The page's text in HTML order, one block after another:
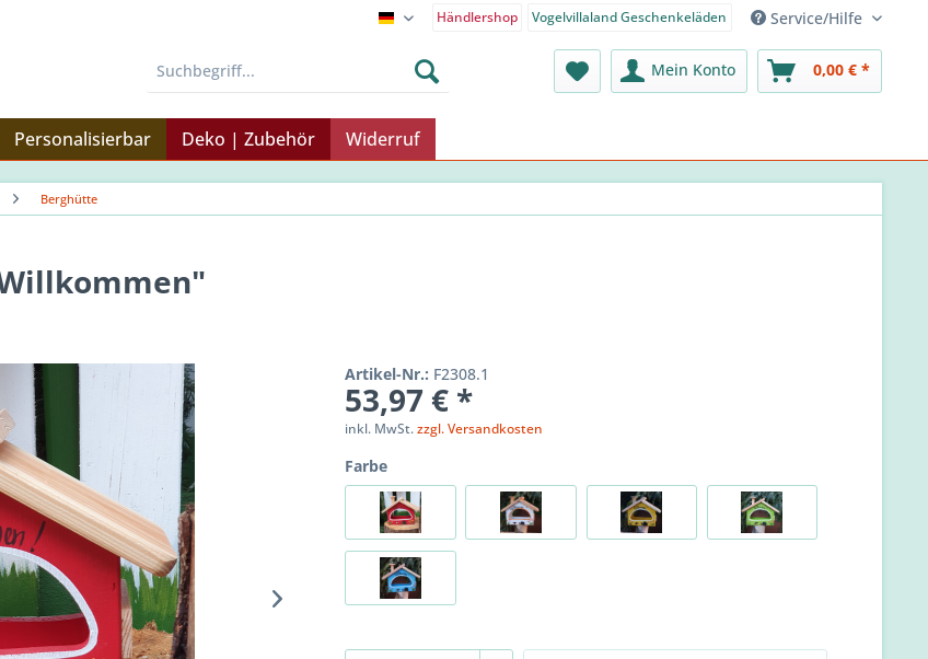
Endkunden-Shop - Deutsch
Händlershop Vogelvillaland Geschenkeläden Service/Hilfe
Mein Konto 0,00 € *
Personalisierbar Deko | Zubehör Widerruf
Berghütte
Artikel-Nr.: F2308.1
53,97 € *
inkl. MwSt.zzgl. Versandkosten
Farbe